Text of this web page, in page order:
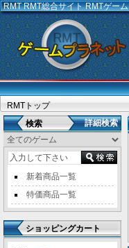
RMTRMT総合サイト RMTゲー
RMTトップ
検索
詳細検索
新着商品一覧
特価商品一覧
ショッピングカート